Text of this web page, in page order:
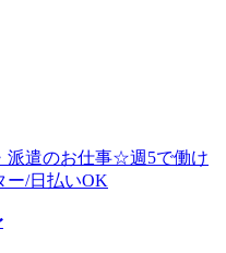
派遣のお仕事☆週5で働け
ー/日払いOK